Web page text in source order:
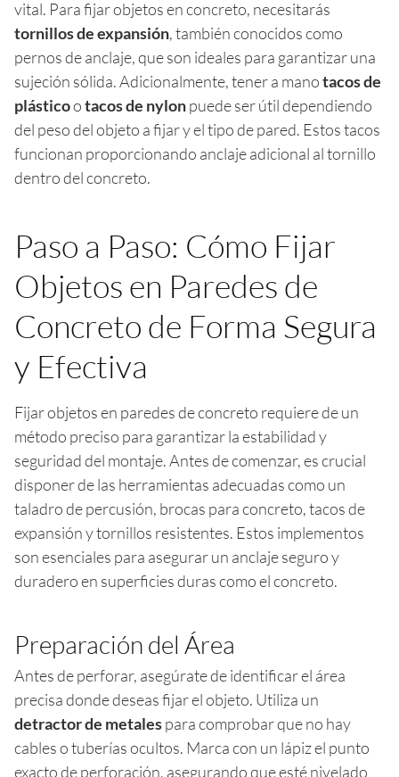
vital. Para fijar objetos en concreto, necesitarás
tornillos de expansión, también conocidos como
pernos de anclaje, que son ideales para garantizar una
sujeción sólida. Adicionalmente, tener a manotacos de
plásticootacos de nylonpuede ser útil dependiendo
del peso del objeto a fijar y el tipo de pared. Estos tacos
funcionan proporcionando anclaje adicional al tornillo
dentro del concreto.
Paso a Paso: Cómo Fijar
Objetos en Paredes de
Concreto de Forma Segura
y Efectiva
Fijar objetos en paredes de concreto requiere de un
método preciso para garantizar la estabilidad y
seguridad del montaje. Antes de comenzar, es crucial
disponer de las herramientas adecuadas como un
taladro de percusión, brocas para concreto, tacos de
expansión y tornillos resistentes. Estos implementos
son esenciales para asegurar un anclaje seguro y
duradero en superficies duras como el concreto.
Preparación del Área
Antes de perforar, asegúrate de identificar el área
precisa donde deseas fijar el objeto. Utiliza un
detractor de metalespara comprobar que no hay
cables o tuberías ocultos. Marca con un lápiz el punto
exacto de perforación, asegurando que esté nivelado